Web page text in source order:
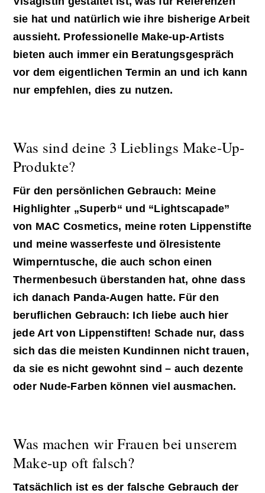
sie hat und natürlich wie ihre bisherige Arbeit
aussieht. Professionelle Make-up-Artists
bieten auch immer ein Beratungsgespräch
vor dem eigentlichen Termin an und ich kann
nur empfehlen, dies zu nutzen.
Was sind deine 3 Lieblings Make-Up-
Produkte?
Für den persönlichen Gebrauch: Meine
Highlighter „Superb“ und “Lightscapade”
von MAC Cosmetics, meine roten Lippenstifte
und meine wasserfeste und ölresistente
Wimperntusche, die auch schon einen
Thermenbesuch überstanden hat, ohne dass
ich danach Panda-Augen hatte. Für den
beruflichen Gebrauch: Ich liebe auch hier
jede Art von Lippenstiften! Schade nur, dass
sich das die meisten Kundinnen nicht trauen,
da sie es nicht gewohnt sind – auch dezente
oder Nude-Farben können viel ausmachen.
Was machen wir Frauen bei unserem
Make-up oft falsch?
Tatsächlich ist es der falsche Gebrauch der